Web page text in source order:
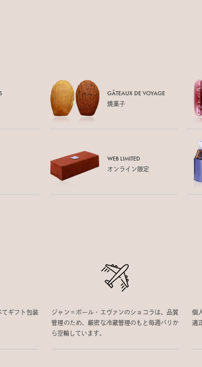
GÂTEAUX DEVOYAGE
焼菓子
WEB LIMITED
オンライン限定
てギフト包装
ジャン＝ポール・エヴァンのショコラは、品質
管理のため、厳密な冷蔵管理のもと毎週パリか
ら空輸しています。
個
適